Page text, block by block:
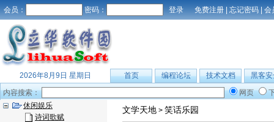
会员： 密码： 免费注册 | 忘记密码 | 会
2026年8月9日 星期日 首页 编程论坛 技术文档
黑客安
内容搜索：
网页
休闲娱乐
诗词歌赋
文学天地 > 笑话乐园